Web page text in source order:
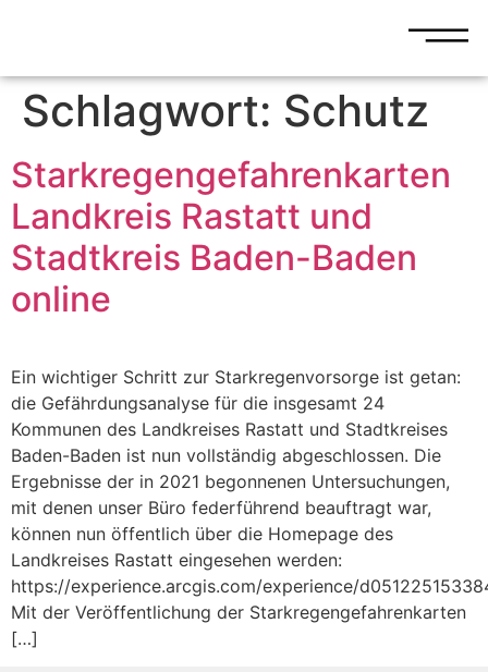
Schlagwort: Schutz
Starkregengefahrenkarten
Landkreis Rastatt und
Stadtkreis Baden-Baden
online
Ein wichtiger Schritt zur Starkregenvorsorge ist getan:
die Gefährdungsanalyse für die insgesamt 24
Kommunen des Landkreises Rastatt und Stadtkreises
Baden-Baden ist nun vollständig abgeschlossen. Die
Ergebnisse der in 2021 begonnenen Untersuchungen,
mit denen unser Büro federführend beauftragt war,
können nun öffentlich über die Homepage des
Landkreises Rastatt eingesehen werden:
https://experience.arcgis.com/experience/
Mit der Veröffentlichung der Starkregengefahrenkarten
[…]